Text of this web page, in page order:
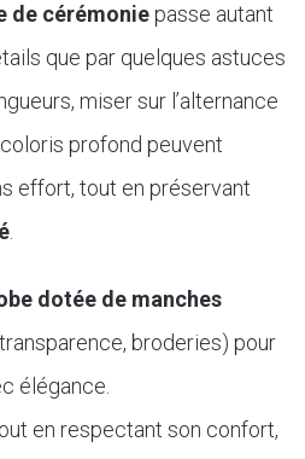
de cérémoniepasse autant
que par quelques astuces
miser sur l’alternance
profond peuvent
effort, tout en préservant
.
dotée de manches
broderies) pour
élégance.
en respectant son confort,